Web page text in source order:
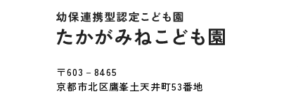
〒603－8465
京都市北区鷹峯土天井町53番地